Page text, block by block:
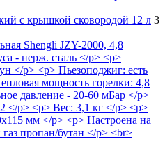
с крышкой сковородой 12 л 3